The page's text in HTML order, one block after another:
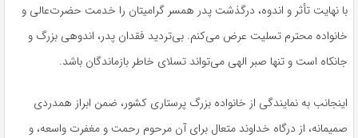
با نهایت تأثر و اندوه، درگذشت پدر همسر گرامیتان را خدمت حضرت‌عالی و
خانواده محترم تسلیت عرض می‌کنم. بی‌تردید فقدان پدر، اندوهی بزرگ و
جانکاه است و تنها صبر الهی می‌تواند تسلای خاطر بازماندگان باشد.
اینجانب به نمایندگی از خانواده بزرگ پرستاری کشور، ضمن ابراز همدردی
صمیمانه، از درگاه خداوند متعال برای آن مرحوم رحمت و مغفرت واسعه، و